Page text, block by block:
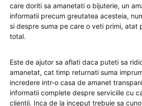
care doriti sa amanetati o bijuterie, un
informatii precum greutatea acesteia,
si despre suma pe care o veti primi, atat
total.
Este de ajutor sa aflati daca puteti sa
amanetat, cat timp returnati suma
incredere intr-o casa de amanet
informatii complete despre serviciile cu
clientii. Inca de la inceput trebuie sa